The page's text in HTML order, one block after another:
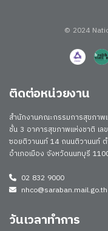
© 2024
ติดต่อหน่วยงาน
สำนักงานคณะกรรมการสุขภาพ
ชั้น 3 อาคารสุขภาพแห่งชาติ เ
ซอยติวานนท์ 14 ถนนติวานนท์
อำเภอเมือง จังหวัดนนทบุรี
02 832 9000
nhco@saraban.mail.go.th
วันเวลาทำการ